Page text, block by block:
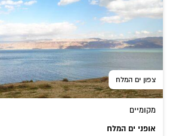
צפון ים המלח
מקומיים
אופני ים המלח